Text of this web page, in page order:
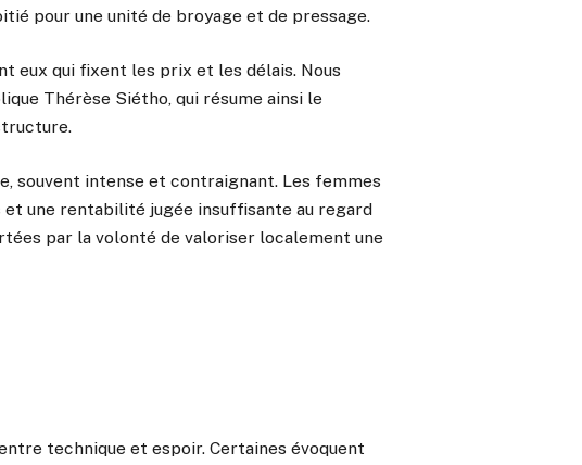
pour une unité de broyage et de pressage.
eux qui fixent les prix et les délais. Nous
Thérèse Siétho, qui résume ainsi le
souvent intense et contraignant. Les femmes
une rentabilité jugée insuffisante au regard
par la volonté de valoriser localement une
technique et espoir. Certaines évoquent